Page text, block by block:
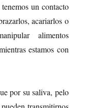
un contacto
acariarlos o
alimentos
estamos con
por su saliva, pelo